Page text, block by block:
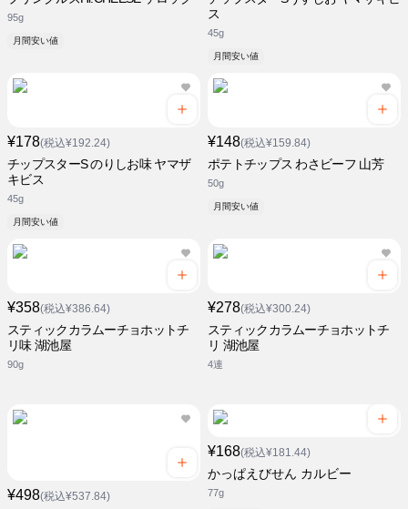
95g
月間安い値
ス
45g
月間安い値
¥178(税込¥192.24)
チップスターS のりしお味 ヤマザ
キビス
45g
月間安い値
¥148(税込¥159.84)
ポテトチップス わさビーフ 山芳
50g
月間安い値
¥358(税込¥386.64)
スティックカラムーチョホットチ
リ味 湖池屋
90g
¥278(税込¥300.24)
スティックカラムーチョホットチ
リ 湖池屋
4連
¥498(税込¥537.84)
¥168(税込¥181.44)
かっぱえびせん カルビー
77g